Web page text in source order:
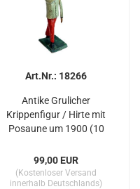
Art.Nr.: 18266
Antike Grulicher
Krippenfigur / Hirte mit
Posaune um 1900 (10
99,00 EUR
(Kostenloser Versand
innerhalb Deutschlands)